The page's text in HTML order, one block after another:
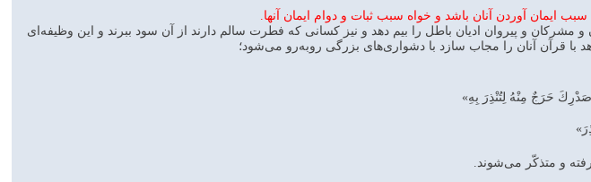
ايمان آوردن آنان باشد و خواه سبب ثبات و دوام ايمان آنها.
و مشركان و پيروان اديان باطل را بيم دهد و نيز كسانى كه فطرت سالم دارند از آن سود ببرند و اين وظيفه‌اى
با قرآن آنان را مجاب سازد با دشوارى‌هاى بزرگى روبه‌رو مى‌شود؛
حَرَجٌ مِنْهُ‌ لِتُنْذِرَ بِهِ‌»
و متذكّر مى‌شوند.